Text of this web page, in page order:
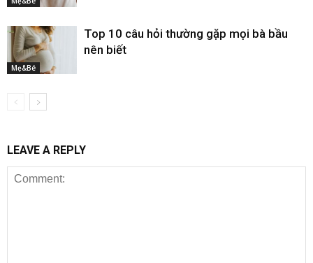
Mẹ&Bé
Top 10 câu hỏi thường gặp mọi bà bầu
nên biết
LEAVE A REPLY